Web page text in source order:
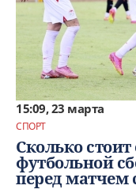
15:09, 23 марта
СПОРТ
Сколько
футбольной
перед